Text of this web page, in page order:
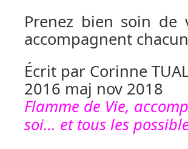
Prenez bien soin de
accompagnent
Écrit par Corinne
2016 maj nov 2018
Flamme de Vie,
soi… et tous les